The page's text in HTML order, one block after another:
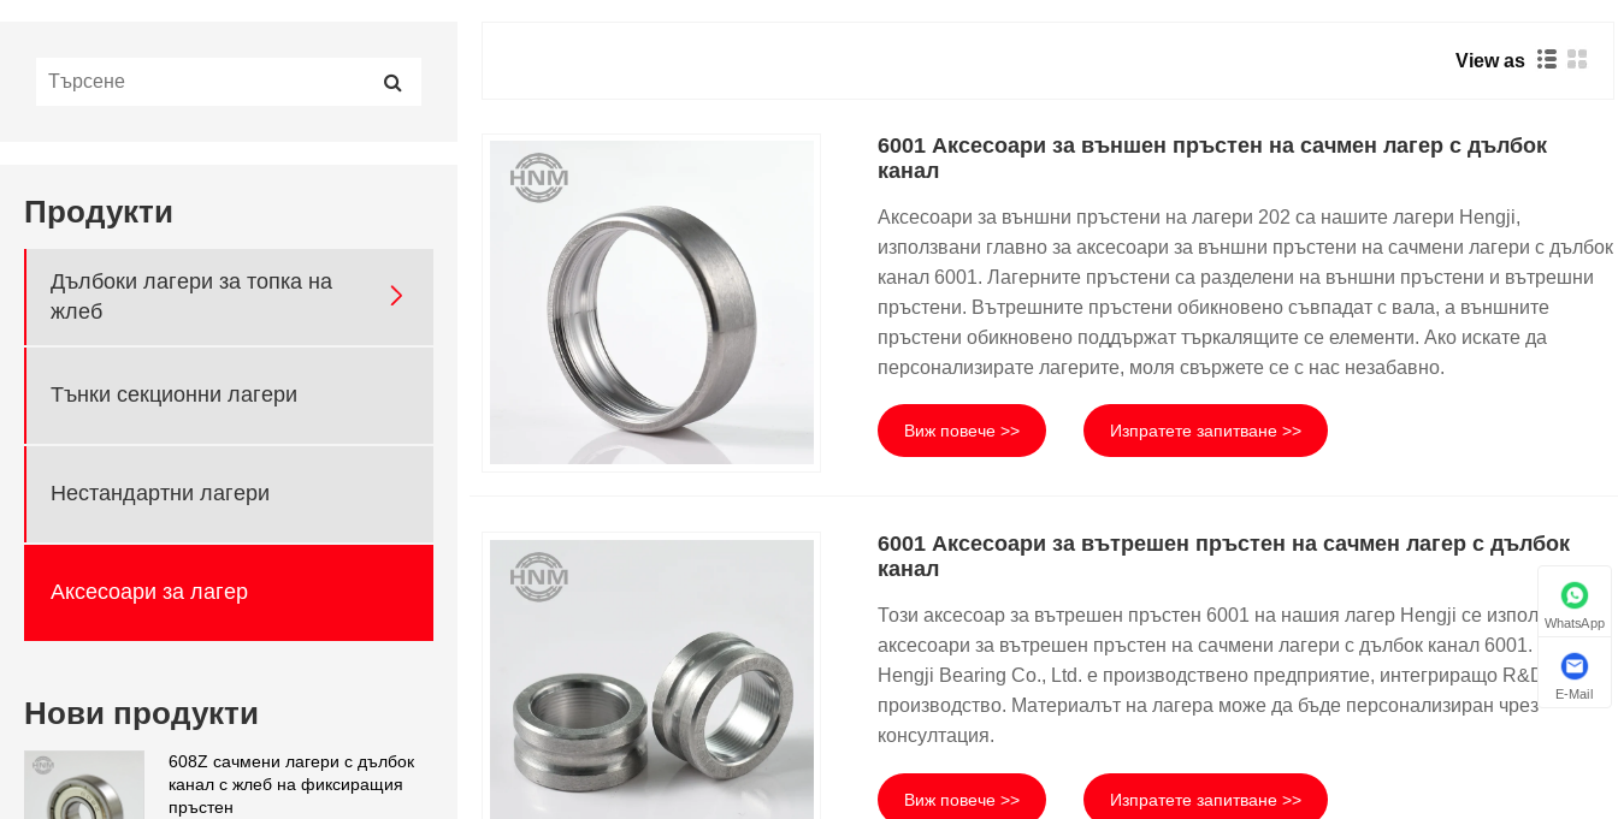
Продукти
Дълбоки лагери за топка на
жлеб

Тънки секционни лагери
Нестандартни лагери
Аксесоари за лагер
Нови продукти
608Z сачмени лагери с дълбок
канал с жлеб на фиксиращия
пръстен
View as
6001 Аксесоари за външен пръстен на сачмен лагер с дълбок
канал
Аксесоари за външни пръстени на лагери 202 са нашите лагери Hengji,
използвани главно за аксесоари за външни пръстени на сачмени лагери с дълбок
канал 6001. Лагерните пръстени са разделени на външни пръстени и вътрешни
пръстени. Вътрешните пръстени обикновено съвпадат с вала, а външните
пръстени обикновено поддържат търкалящите се елементи. Ако искате да
персонализирате лагерите, моля свържете се с нас незабавно.
Виж повече >> Изпратете запитване >>
6001 Аксесоари за вътрешен пръстен на сачмен лагер с дълбок
канал
Този аксесоар за вътрешен пръстен 6001 на нашия лагер Hengji се използва за
аксесоари за вътрешен пръстен на сачмени лагери с дълбок канал 6001. Нашата
Hengji Bearing Co., Ltd. е производствено предприятие, интегриращо R&D и
производство. Материалът на лагера може да бъде персонализиран чрез
консултация.
Виж повече >> Изпратете запитване >>
WhatsApp
E-Mail